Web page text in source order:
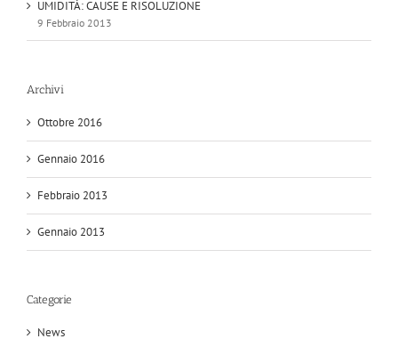
UMIDITÀ: CAUSE E RISOLUZIONE
9 Febbraio 2013
Archivi
Ottobre 2016
Gennaio 2016
Febbraio 2013
Gennaio 2013
Categorie
News